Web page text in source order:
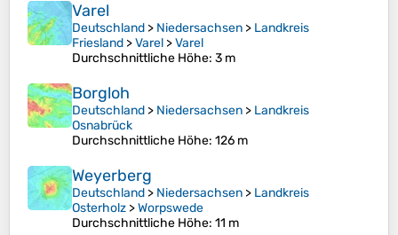
Varel
Deutschland > Niedersachsen > Landkreis
Friesland >Varel >Varel
Durchschnittliche Höhe: 3 m
Borgloh
Deutschland > Niedersachsen > Landkreis
Osnabrück
Durchschnittliche Höhe: 126 m
Weyerberg
Deutschland > Niedersachsen > Landkreis
Osterholz >Worpswede
Durchschnittliche Höhe: 11 m